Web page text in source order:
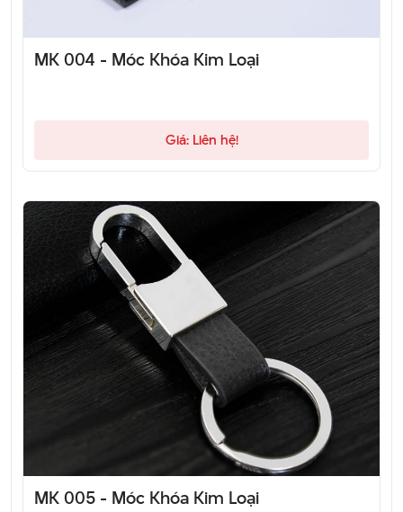
MK 004 - Móc Khóa Kim Loại
Giá: Liên hệ!
MK 005 - Móc Khóa Kim Loại